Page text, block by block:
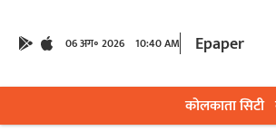
06 अग॰ 2026 10:40 AM Epaper
कोलकाता सिटी